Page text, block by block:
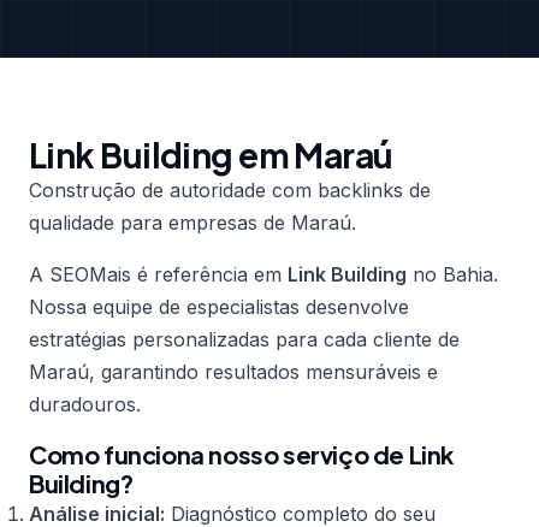
Link Building em Maraú
Construção de autoridade com backlinks de
qualidade para empresas de Maraú.
A SEOMais é referência em Link Building no Bahia.
Nossa equipe de especialistas desenvolve
estratégias personalizadas para cada cliente de
Maraú, garantindo resultados mensuráveis e
duradouros.
Como funciona nosso serviço de Link
Building?
Análise inicial: Diagnóstico completo do seu